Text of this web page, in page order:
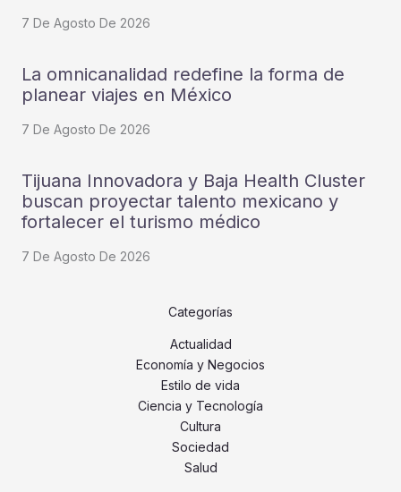
7 De Agosto De 2026
La omnicanalidad redefine la forma de
planear viajes en México
7 De Agosto De 2026
Tijuana Innovadora y Baja Health Cluster
buscan proyectar talento mexicano y
fortalecer el turismo médico
7 De Agosto De 2026
Categorías
Actualidad
Economía y Negocios
Estilo de vida
Ciencia y Tecnología
Cultura
Sociedad
Salud